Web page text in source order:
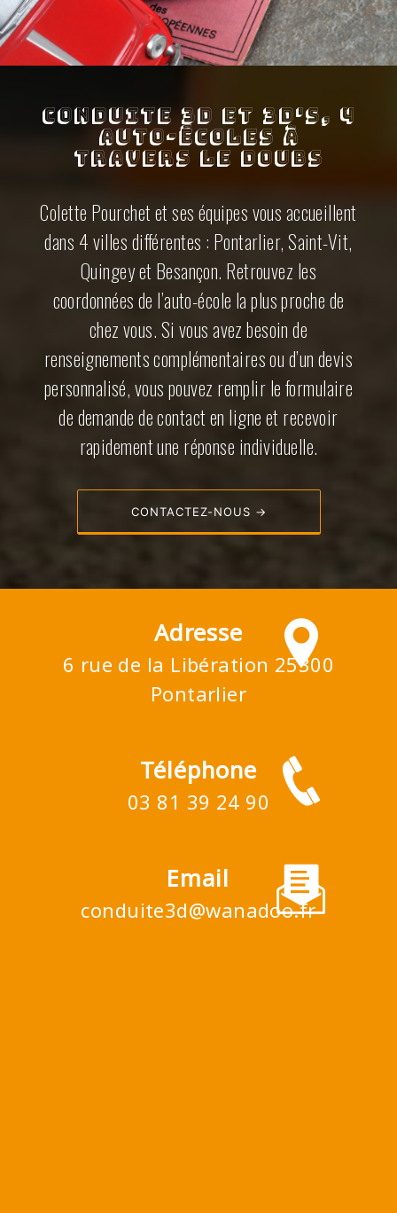
Conduite 3D et 3D's, 4
auto-écoles à
travers le Doubs
Colette Pourchet et ses équipes vous accueillent
dans 4 villes différentes : Pontarlier, Saint-Vit,
Quingey et Besançon. Retrouvez les
coordonnées de l’auto-école la plus proche de
chez vous. Si vous avez besoin de
renseignements complémentaires ou d’un devis
personnalisé, vous pouvez remplir le formulaire
de demande de contact en ligne et recevoir
rapidement une réponse individuelle.
CONTACTEZ-NOUS →
Adresse
6 rue de la Libération 25300
Pontarlier
Téléphone
03 81 39 24 90
Email
conduite3d@wanadoo.fr